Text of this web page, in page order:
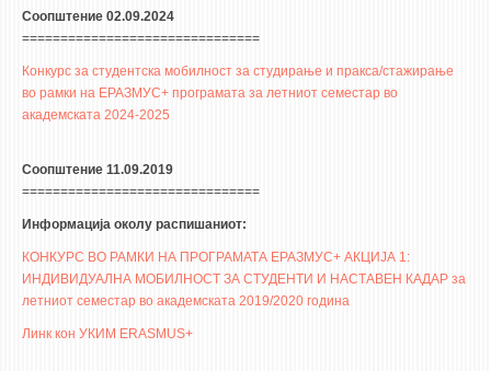
Соопштение 02.09.2024
===============================
Конкурс за студентска мобилност за студирање и пракса/стажирање
во рамки на ЕРАЗМУС+ програмата за летниот семестар во
академската 2024-2025
Соопштение 11.09.2019
===============================
Информација околу распишаниот:
КОНКУРС ВО РАМКИ НА ПРОГРАМАТА ЕРАЗМУС+ АКЦИЈА 1:
ИНДИВИДУАЛНА МОБИЛНОСТ ЗА СТУДЕНТИ И НАСТАВЕН КАДАР за
летниот семестар во академската 2019/2020 година
Линк кон УКИМ ERASMUS+